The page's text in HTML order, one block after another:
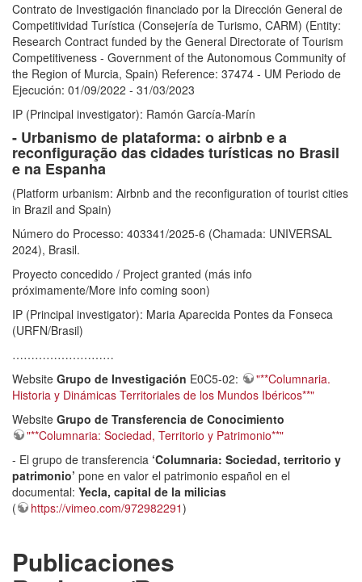
Contrato de Investigación financiado por la Dirección General de
Competitividad Turística (Consejería de Turismo, CARM) (Entity:
Research Contract funded by the General Directorate of Tourism
Competitiveness - Government of the Autonomous Community of
the Region of Murcia, Spain) Reference: 37474 - UM Periodo de
Ejecución: 01/09/2022 - 31/03/2023
IP (Principal investigator): Ramón García-Marín
- Urbanismo de plataforma: o airbnb e a
reconfiguração das cidades turísticas no Brasil
e na Espanha
(Platform urbanism: Airbnb and the reconfiguration of tourist cities
in Brazil and Spain)
Número do Processo: 403341/2025-6 (Chamada: UNIVERSAL
2024), Brasil.
Proyecto concedido / Project granted (más info
próximamente/More info coming soon)
IP (Principal investigator): Maria Aparecida Pontes da Fonseca
(URFN/Brasil)
………………………
Website Grupo de Investigación E0C5-02:
"**Columnaria.
Historia y Dinámicas Territoriales de los Mundos Ibéricos**"
Website Grupo de Transferencia de Conocimiento
"**Columnaria: Sociedad, Territorio y Patrimonio**"
- El grupo de transferencia ‘Columnaria: Sociedad, territorio y
patrimonio’ pone en valor el patrimonio español en el
documental: Yecla, capital de la milicias
(
https://vimeo.com/972982291)
Publicaciones